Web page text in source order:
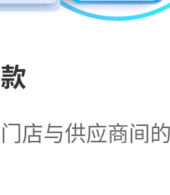
店与供应商间